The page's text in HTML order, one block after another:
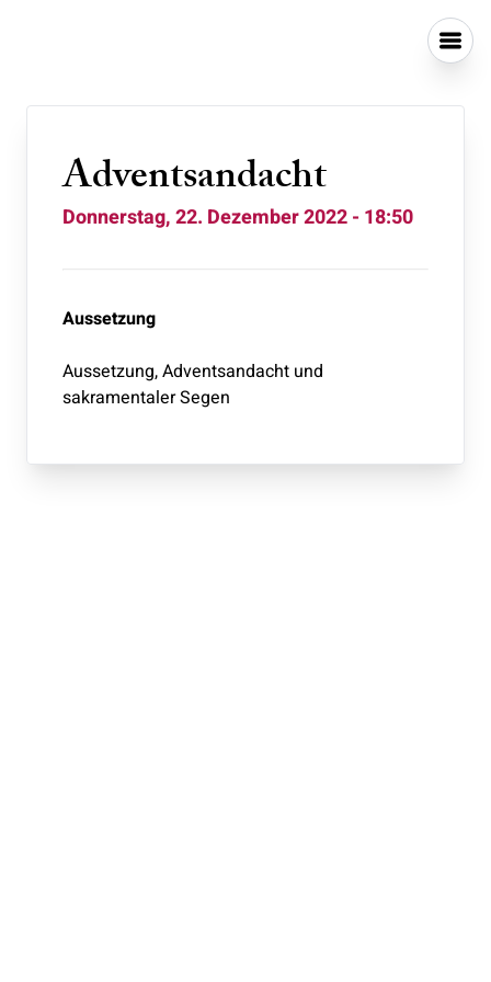
Adventsandacht
Donnerstag, 22. Dezember 2022 - 18:50
Aussetzung
Aussetzung, Adventsandacht und
sakramentaler Segen